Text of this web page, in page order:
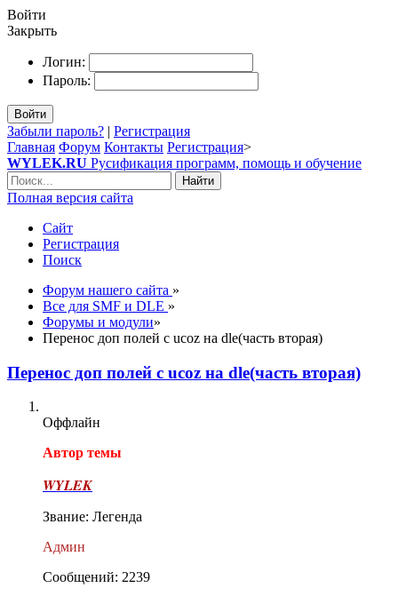
Войти
Закрыть
Логин:
Пароль:
Войти
Забыли пароль? | Регистрация
Главная Форум Контакты Регистрация>
WYLEK.RU Русификация программ, помощь и обучение
Найти
Полная версия сайта
Сайт
Регистрация
Поиск
Форум нашего сайта »
Все для SMF и DLE »
Форумы и модули»
Перенос доп полей с ucoz на dle(часть вторая)
Перенос доп полей с ucoz на dle(часть вторая)
Оффлайн
Автор темы
WYLEK
Звание: Легенда
Админ
Сообщений: 2239